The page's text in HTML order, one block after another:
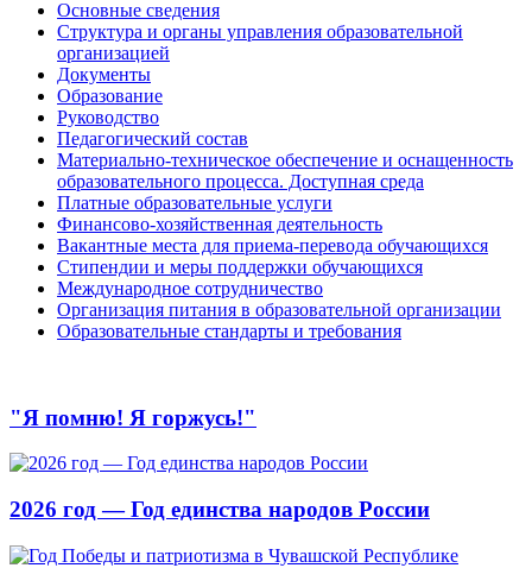
Основные сведения
Структура и органы управления образовательной
организацией
Документы
Образование
Руководство
Педагогический состав
Материально-техническое обеспечение и оснащенность
образовательного процесса. Доступная среда
Платные образовательные услуги
Финансово-хозяйственная деятельность
Вакантные места для приема-перевода обучающихся
Стипендии и меры поддержки обучающихся
Международное сотрудничество
Организация питания в образовательной организации
Образовательные стандарты и требования
"Я помню! Я горжусь!"
2026 год — Год единства народов России